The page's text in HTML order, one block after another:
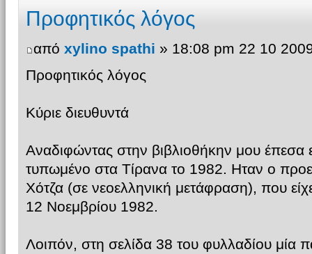
Προφητικός λόγος
από xylino spathi » 18:08 pm 22 10
Προφητικός λόγος
Κύριε διευθυντά
Αναδιφώντας στην βιβλιοθήκην μου έπεσα
τυπωμένο στα Τίρανα το 1982. Ηταν ο
Χότζα (σε νεοελληνική μετάφραση), που
12 Νοεμβρίου 1982.
Λοιπόν, στη σελίδα 38 του φυλλαδίου μία